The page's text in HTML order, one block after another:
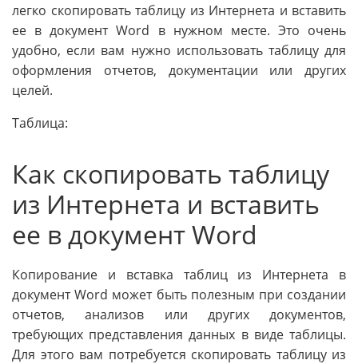
легко скопировать таблицу из Интернета и вставить
ее в документ Word в нужном месте. Это очень
удобно, если вам нужно использовать таблицу для
оформления отчетов, документации или других
целей.
Таблица:
Как скопировать таблицу
из Интернета и вставить
ее в документ Word
Копирование и вставка таблиц из Интернета в
документ Word может быть полезным при создании
отчетов, анализов или других документов,
требующих представления данных в виде таблицы.
Для этого вам потребуется скопировать таблицу из